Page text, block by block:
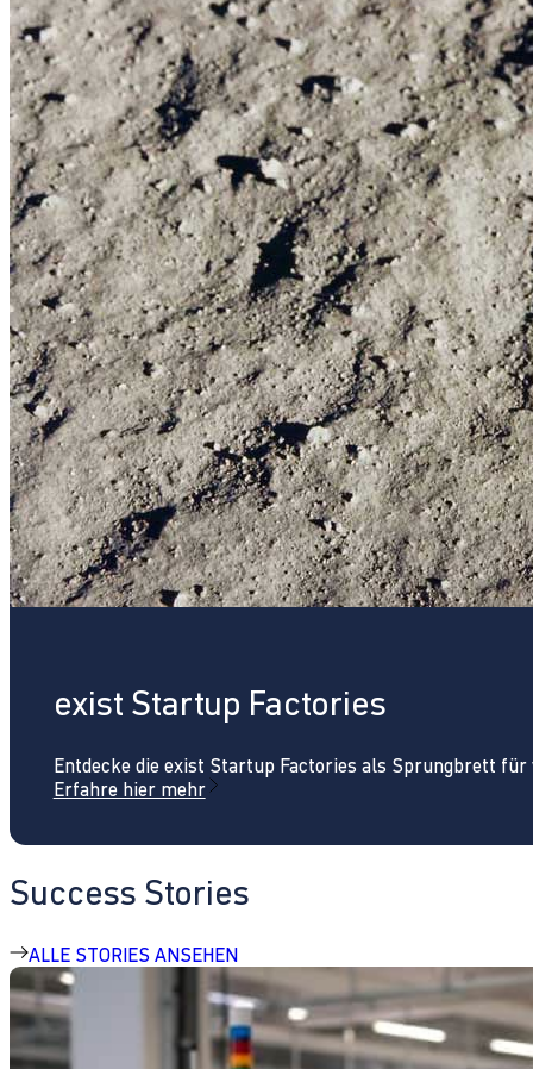
exist Startup Factories
Entdecke die exist Startup Factories als Sprungbrett
Erfahre hier mehr
Success Stories
ALLE STORIES ANSEHEN